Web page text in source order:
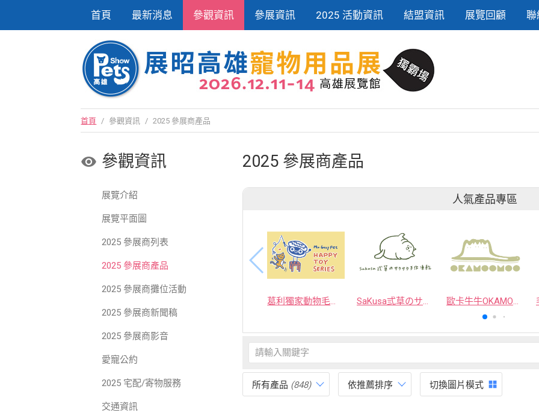
首頁 最新消息 參觀資訊 參展資訊 2025 活動資訊 結盟資訊 展覽回顧 聯
首頁 / 參觀資訊 / 2025 參展商產品
參觀資訊
展覽介紹
展覽平面圖
2025 參展商列表
2025 參展商產品
2025 參展商攤位活動
2025 參展商新聞稿
2025 參展商影音
愛寵公約
2025 宅配/寄物服務
交通資訊
2025 參展商產品
人氣產品專區
葛利獨家動物毛逗貓棒 SaKusa弎草のサクサク手作凍乾 歐卡牛牛OKAMOOMOO 貓草包
所有產品 (848) 依推薦排序 切換圖片模式